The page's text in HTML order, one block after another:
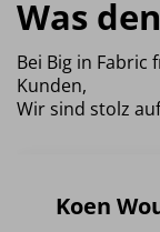
Was
Bei Big in Fabric
Kunden,
Wir sind stolz
Koen